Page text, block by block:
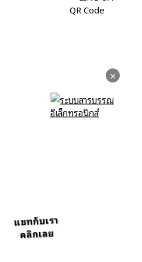
×
แชทกับเรา
คลิกเลย